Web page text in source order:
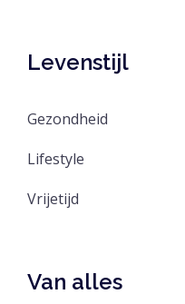
Levenstijl
Gezondheid
Lifestyle
Vrijetijd
Van alles